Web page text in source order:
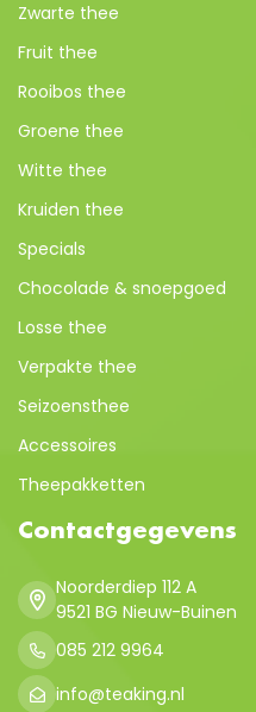
Zwarte thee
Fruit thee
Rooibos thee
Groene thee
Witte thee
Kruiden thee
Specials
Chocolade & snoepgoed
Losse thee
Verpakte thee
Seizoensthee
Accessoires
Theepakketten
Contactgegevens
Noorderdiep 112 A
9521 BG Nieuw-Buinen
085 212 9964
info@teaking.nl